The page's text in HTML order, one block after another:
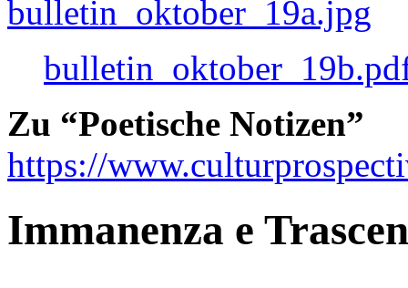
Zu “Poetische Notizen”
https://
Immanenza e